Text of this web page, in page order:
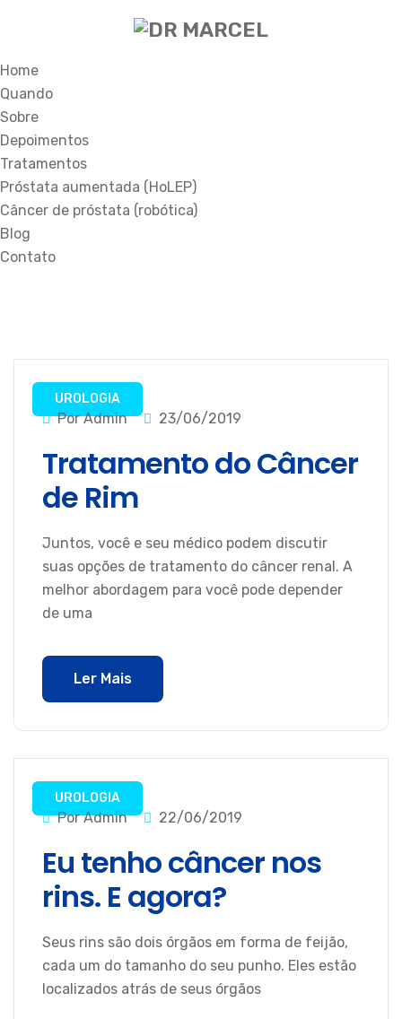
Home
Quando
Sobre
Depoimentos
Tratamentos
Próstata aumentada (HoLEP)
Câncer de próstata (robótica)
Blog
Contato
UROLOGIA
Por Admin 23/06/2019
Tratamento do Câncer
de Rim
Juntos, você e seu médico podem discutir
suas opções de tratamento do câncer renal. A
melhor abordagem para você pode depender
de uma
Ler Mais
UROLOGIA
Por Admin 22/06/2019
Eu tenho câncer nos
rins. E agora?
Seus rins são dois órgãos em forma de feijão,
cada um do tamanho do seu punho. Eles estão
localizados atrás de seus órgãos